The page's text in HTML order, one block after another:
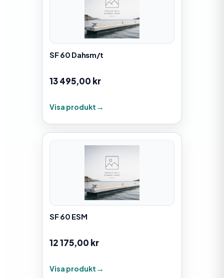
SF 60 Dahsm/t
13 495,00 kr
Visa produkt
SF 60 ESM
12 175,00 kr
Visa produkt